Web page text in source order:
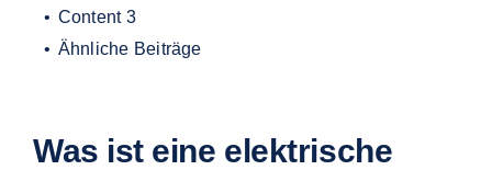
Content 3
Ähnliche Beiträge
Was ist eine elektrische